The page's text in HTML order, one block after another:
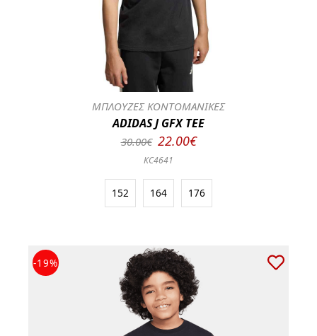
ΜΠΛΟΥΖΕΣ ΚΟΝΤΟΜΑΝΙΚΕΣ
ADIDAS J GFX TEE
30.00€ 22.00€
KC4641
152 164 176
-19%